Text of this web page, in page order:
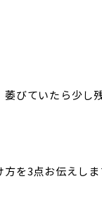
びていたら少し
を3点お伝えしま